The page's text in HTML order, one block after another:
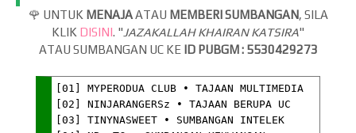
🌹 UNTUK MENAJAATAU MEMBERI SUMBANGAN, SILA
KLIK DISINI. " JAZAKALLAH KHAIRAN KATSIRA"
ATAU SUMBANGAN UC KE ID PUBGM : 5530429273